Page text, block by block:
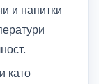
и напитки
като